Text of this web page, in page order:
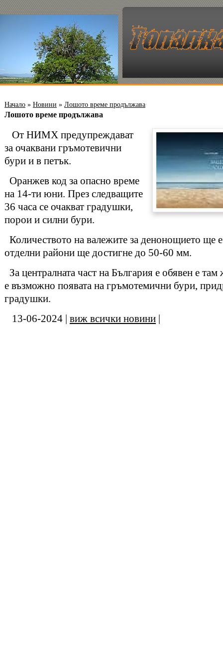
Начало » Новини » Лошото време продължава
Лошото време продължава
От НИМХ предупреждават
за очаквани гръмотевични
бури и в петък.
Оранжев код за опасно време
на 14-ти юни. През следващите
36 часа се очакват градушки,
порои и силни бури.
Количеството на валежите за денонощието ще
отделни райони ще достигне до 50-60 мм.
За централната част на България е обявен е
е възможно появата на гръмотемични бури,
градушки.
13-06-2024 | виж всички новини |